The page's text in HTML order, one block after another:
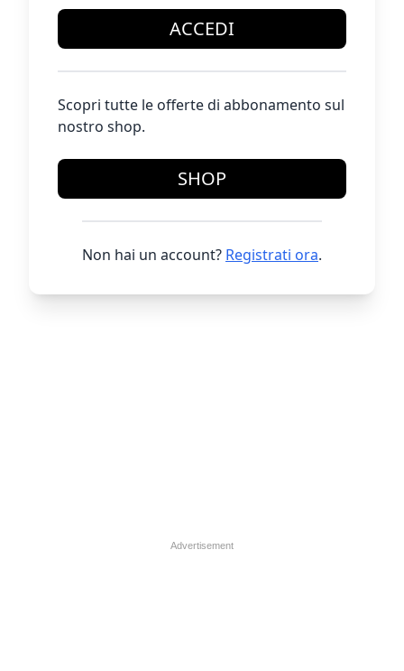
ACCEDI
Scopri tutte le offerte di abbonamento sul
nostro shop.
SHOP
Non hai un account? Registrati ora.